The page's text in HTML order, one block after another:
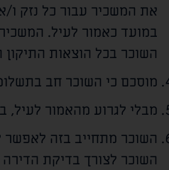
את המשכיר עבור כל נזק ו/
במועד כאמור לעיל.
השוכר בכל הוצאות התיקון
מוסכם כי השוכר חב
מבלי לגרוע מהאמור לעיל,
השוכר מתחייב בזה לאפשר
השוכר לצורך בדיקת הדירה